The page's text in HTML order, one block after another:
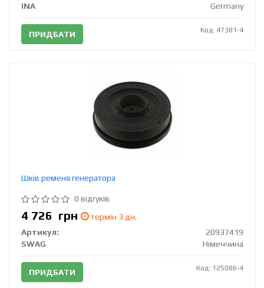
INA
Germany
ПРИДБАТИ Код: 47381-4
Шків ременя генератора
0 відгуків
4 726 грн
термін 3 дн.
Артикул:
20937419
SWAG
Німеччина
ПРИДБАТИ Код: 125086-4